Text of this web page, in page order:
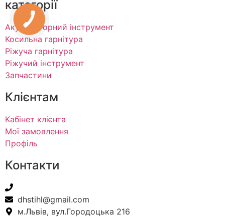
категорії
Акумуляторний інструмент
Косильна гарнітура
Ріжуча гарнітура
Ріжучий інструмент
Запчастини
Клієнтам
Кабінет клієнта
Мої замовлення
Профіль
Контакти
dhstihl@gmail.com
м.Львів, вул.Городоцька 216